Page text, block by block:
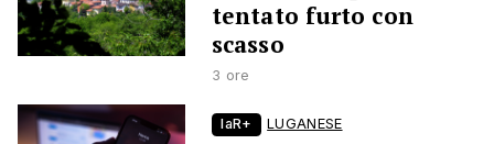
tentato furto con
scasso
3 ore
laR+ LUGANESE